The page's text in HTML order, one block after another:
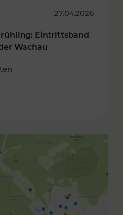
27.04.2026
Eintrittsband
Wachau